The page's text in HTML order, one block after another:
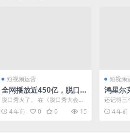
短视频运营
全网播放近450亿，脱口
秀杀向短视频
脱口秀火了。 在《脱口秀大会》
第四季刚开播时，有实力的新人
不断炸场，台下观众爆笑...
4 年前 0 0 15
短视频
鸿星尔
每天掉
月？
还记得三
特大暴雨
业都加入
4 年前